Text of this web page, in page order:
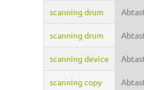
scanning drum
scanning drum
scanning device
scanning copy